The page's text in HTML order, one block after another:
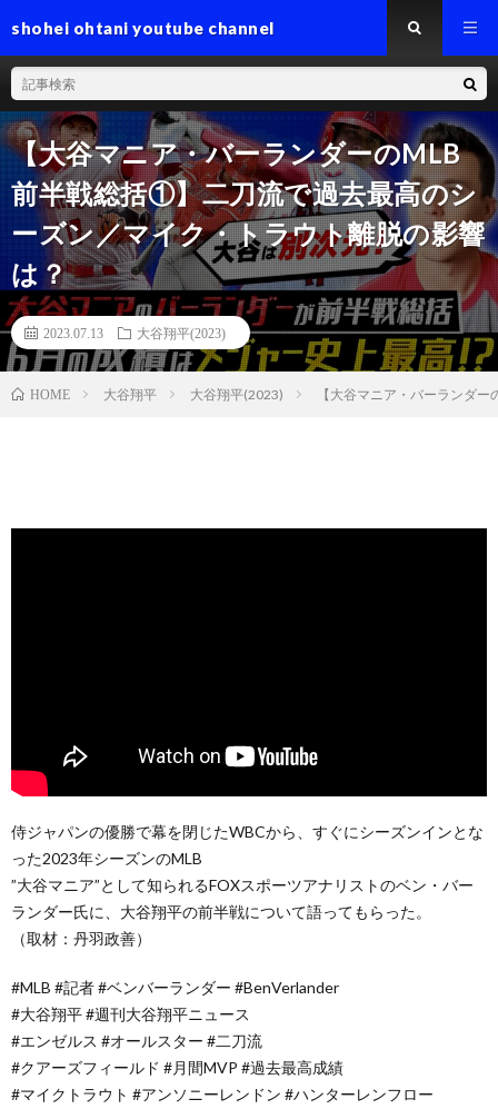
shohei ohtani youtube channel
【大谷マニア・バーランダーのMLB
前半戦総括①】二刀流で過去最高のシ
ーズン／マイク・トラウト離脱の影響
は？
2023.07.13 大谷翔平(2023)
HOME 大谷翔平 大谷翔平(2023) 【大谷マニア・バーランダ
侍ジャパンの優勝で幕を閉じたWBCから、すぐにシーズンインとな
った2023年シーズンのMLB
”大谷マニア”として知られるFOXスポーツアナリストのベン・バー
ランダー氏に、大谷翔平の前半戦について語ってもらった。
（取材：丹羽政善）
#MLB #記者 #ベンバーランダー #BenVerlander
#大谷翔平 #週刊大谷翔平ニュース
#エンゼルス #オールスター #二刀流
#クアーズフィールド #月間MVP #過去最高成績
#マイクトラウト #アンソニーレンドン #ハンターレンフロー